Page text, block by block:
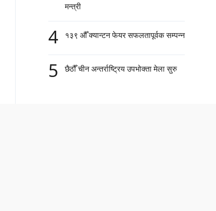
मन्त्री
4 १३९ औँ क्यान्टन फेयर सफलतापूर्वक सम्पन्न
5 छैठौँ चीन अन्तर्राष्ट्रिय उपभोक्ता मेला सुरु